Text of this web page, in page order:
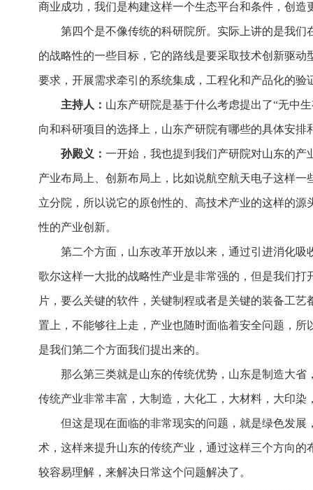
商业成功，我们是构建这样一个生态平台和条件，创造
第四个是不像传统的科研院所。实际上讲的是我
的战略性的一些目标，它的路线是要采取技术创新驱
要求，开展需求牵引的系统集成，工程化和产品化的验
主持人： 山东产研院是基于什么考虑提出了“无中
向和科研项目的选择上，山东产研院有哪些的具体安排
孙殿义： 一开始，我也提到我们产研院对山东的
产业布局上、创新布局上，比如说航空航天电子这样
立分院，所以说它的原创性的、高技术产业的这样的
性的产业创新。
第二个方面，山东改革开放以来，通过引进消化
歌尔这样一大批的战略性产业是非常强的，但是我们
片，要么关键的软件，关键制程或者是关键的装备工
置上，不能够往上走，产业也随时面临着安全问题，
是我们第二个方面我们提出来的。
那么第三类就是山东的传统优势，山东是制造大
传统产业非常丰富，大制造，大化工，大材料，大印
但这是现在面临的非常现实的问题，就是绿色发
术，这样来提升山东的传统产业，通过这样三个方向的
较容易理解，来解决日常这个问题解决了。